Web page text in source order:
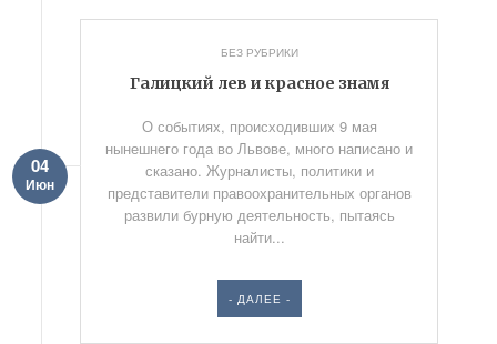
БЕЗ РУБРИКИ
Галицкий лев и красное знамя
04
Июн
О событиях, происходивших 9 мая
нынешнего года во Львове, много написано и
сказано. Журналисты, политики и
представители правоохранительных органов
развили бурную деятельность, пытаясь
найти...
- ДАЛЕЕ -